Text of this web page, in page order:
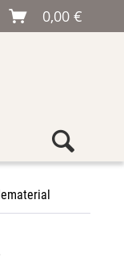
0,00 €